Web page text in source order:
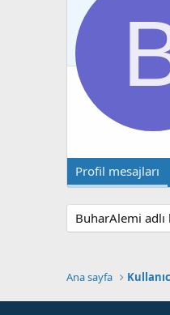
Profil mesajları
BuharAlemi adlı
Ana sayfa